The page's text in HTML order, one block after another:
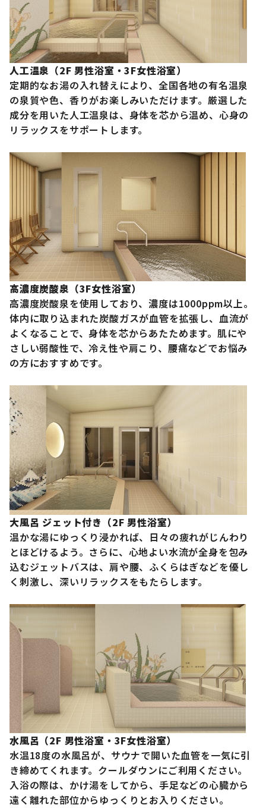
人工温泉（2F 男性浴室・3F女性浴室）
定期的なお湯の入れ替えにより、全国各地の有名温泉
の泉質や色、香りがお楽しみいただけます。厳選した
成分を用いた人工温泉は、身体を芯から温め、心身の
リラックスをサポートします。
高濃度炭酸泉（3F女性浴室）
高濃度炭酸泉を使用しており、濃度は1000ppm以上。
体内に取り込まれた炭酸ガスが血管を拡張し、血流が
よくなることで、身体を芯からあたためます。肌にや
さしい弱酸性で、冷え性や肩こり、腰痛などでお悩み
の方におすすめです。
大風呂 ジェット付き（2F 男性浴室）
温かな湯にゆっくり浸かれば、日々の疲れがじんわり
とほどけるよう。さらに、心地よい水流が全身を包み
込むジェットバスは、肩や腰、ふくらはぎなどを優し
く刺激し、深いリラックスをもたらします。
水風呂（2F 男性浴室・3F女性浴室）
水温18度の水風呂が、サウナで開いた血管を一気に引
き締めてくれます。クールダウンにご利用ください。
入浴の際は、かけ湯をしてから、手足などの心臓から
遠く離れた部位からゆっくりとお入りください。